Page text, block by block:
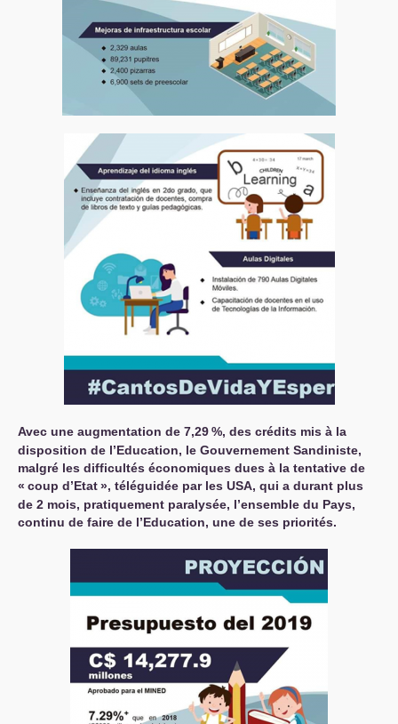
Avec une augmentation de 7,29%, des crédits mis à la
disposition de l’Education, le Gouvernement Sandiniste,
malgré les difficultés économiques dues à la tentative de
« coup d’Etat», téléguidée par les USA, qui a durant plus
de 2 mois, pratiquement paralysée, l’ensemble du Pays,
continu de faire de l’Education, une de ses priorités.